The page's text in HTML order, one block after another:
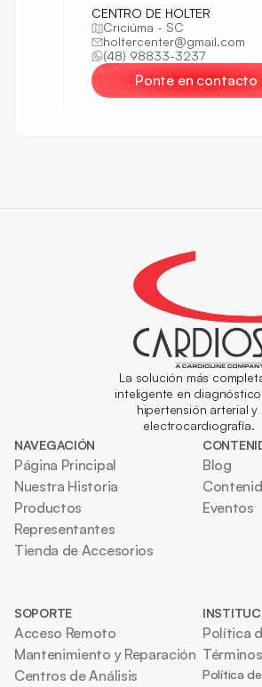
CENTRO DE HOLTER
Criciúma - SC
holtercenter@gmail.com
(48) 98833-3237
Ponte en contacto
Ponte en contacto
SOS Tarjeta Cardio Serv.
S/C Ltda
Florianópolis - SC
arritmia@soscardio.com.br
(48) 3212-5000, (48) 3212-
Ponte en contacto
César Van Der Sand
Porto Alegre - RS
cdc@cdc.med.br
(51) 3224-4221
Ponte en contacto
Porto Alegre - RS
proholter@terra.com.br
(51) 3226-3657
Ponte en contacto
La solución más
inteligente en
hipertensión arterial y
electrocardiografía.
NAVEGACIÓN
Página Principal
Nuestra Historia
Productos
Representantes
Tienda de Accesorios
Blog
Eventos
SOPORTE
Acceso Remoto
Mantenimiento y Reparación
Centros de Análisis
Política
Política